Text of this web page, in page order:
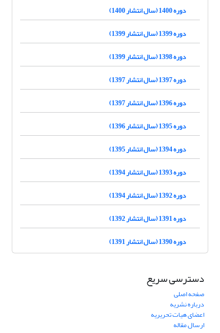
دوره 1400 (سال انتشار 1400)
دوره 1399 (سال انتشار 1399)
دوره 1398 (سال انتشار 1399)
دوره 1397 (سال انتشار 1397)
دوره 1396 (سال انتشار 1397)
دوره 1395 (سال انتشار 1396)
دوره 1394 (سال انتشار 1395)
دوره 1393 (سال انتشار 1394)
دوره 1392 (سال انتشار 1394)
دوره 1391 (سال انتشار 1392)
دوره 1390 (سال انتشار 1391)
دسترسی سریع
صفحه اصلی
درباره نشریه
اعضای هیات تحریریه
ارسال مقاله